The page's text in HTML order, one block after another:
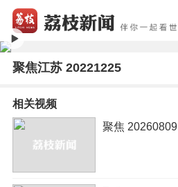
聚焦江苏 20221225
相关视频
聚焦 20260809